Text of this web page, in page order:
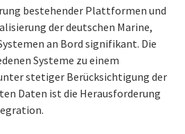
bestehender Plattformen und
der deutschen Marine,
an Bord signifikant. Die
Systeme zu einem
stetiger Berücksichtigung der
Daten ist die Herausforderung